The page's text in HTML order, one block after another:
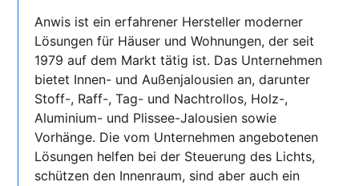
Anwis ist ein erfahrener Hersteller moderner
Lösungen für Häuser und Wohnungen, der seit
1979 auf dem Markt tätig ist. Das Unternehmen
bietet Innen- und Außenjalousien an, darunter
Stoff-, Raff-, Tag- und Nachtrollos, Holz-,
Aluminium- und Plissee-Jalousien sowie
Vorhänge. Die vom Unternehmen angebotenen
Lösungen helfen bei der Steuerung des Lichts,
schützen den Innenraum, sind aber auch ein